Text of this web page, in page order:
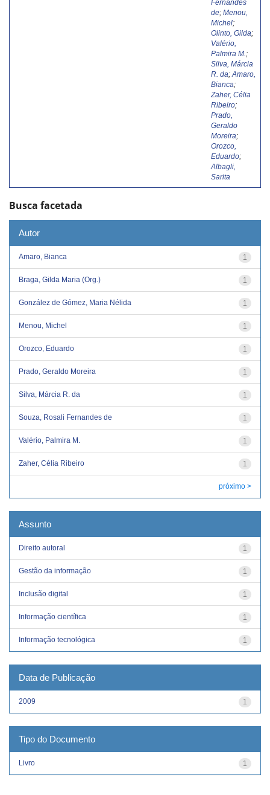
Fernandes
de; Menou,
Michel;
Olinto, Gilda;
Valério,
Palmira M. ;
Silva, Márcia
R. da; Amaro,
Bianca;
Zaher, Célia
Ribeiro;
Prado,
Geraldo
Moreira;
Orozco,
Eduardo;
Albagli,
Sarita
Busca facetada
Autor
1
Amaro, Bianca
1
Braga, Gilda Maria (Org.)
1
González de Gómez, Maria Nélida
1
Menou, Michel
1
Orozco, Eduardo
1
Prado, Geraldo Moreira
1
Silva, Márcia R. da
1
Souza, Rosali Fernandes de
1
Valério, Palmira M.
1
Zaher, Célia Ribeiro
próximo >
Assunto
1
Direito autoral
1
Gestão da informação
1
Inclusão digital
1
Informação científica
1
Informação tecnológica
Data de Publicação
1
2009
Tipo do Documento
1
Livro